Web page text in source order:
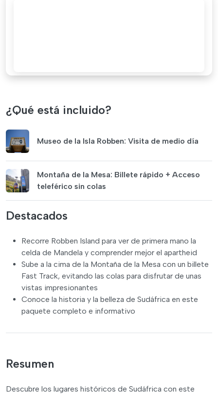
¿Qué está incluido?
Museo de la Isla Robben: Visita de medio día
Montaña de la Mesa: Billete rápido + Acceso
teleférico sin colas
Destacados
Recorre Robben Island para ver de primera mano la
celda de Mandela y comprender mejor el apartheid
Sube a la cima de la Montaña de la Mesa con un billete
Fast Track, evitando las colas para disfrutar de unas
vistas impresionantes
Conoce la historia y la belleza de Sudáfrica en este
paquete completo e informativo
Resumen
Descubre los lugares históricos de Sudáfrica con este